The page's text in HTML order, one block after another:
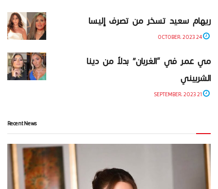
ريهام سعيد تسخر من تصرف إليسا
مي عمر في “الغربان” بدلاً من دينا
الشربيني
Recent News